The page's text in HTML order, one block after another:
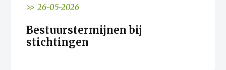
>> 26-05-2026
Bestuurstermijnen bij
stichtingen